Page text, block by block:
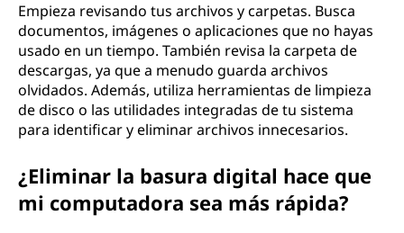
Empieza revisando tus archivos y carpetas. Busca
documentos, imágenes o aplicaciones que no hayas
usado en un tiempo. También revisa la carpeta de
descargas, ya que a menudo guarda archivos
olvidados. Además, utiliza herramientas de limpieza
de disco o las utilidades integradas de tu sistema
para identificar y eliminar archivos innecesarios.
¿Eliminar la basura digital hace que
mi computadora sea más rápida?